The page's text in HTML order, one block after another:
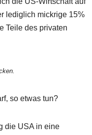
lediglich mickrige 15%
Teile des privaten
so etwas tun?
die USA in eine